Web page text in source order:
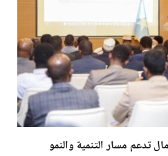
تدعم مسار التنمية والنمو